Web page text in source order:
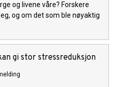
og livene våre? Forskere
og om det som ble nøyaktig
gi stor stressreduksjon